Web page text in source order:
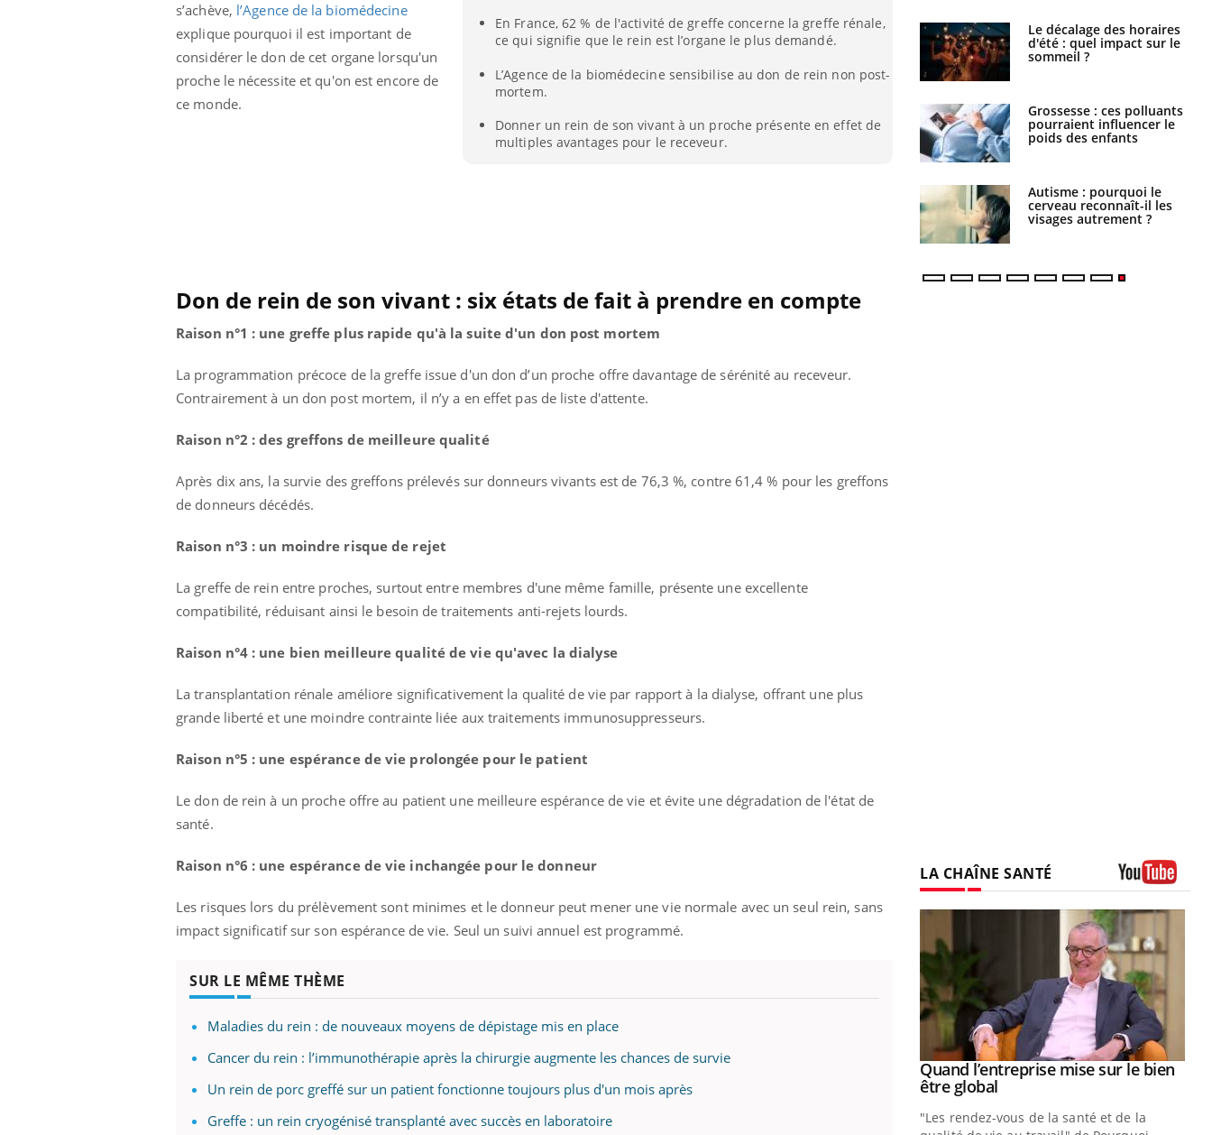
En France, 62 % de l'activité de greffe concerne la greffe rénale,
ce qui signifie que le rein est l’organe le plus demandé.
L’Agence de la biomédecine sensibilise au don de rein non post-
mortem.
Donner un rein de son vivant à un proche présente en effet de
multiples avantages pour le receveur.
s’achève, l’Agence de la biomédecine
explique pourquoi il est important de
considérer le don de cet organe lorsqu'un
proche le nécessite et qu'on est encore de
ce monde.
Don de rein de son vivant : six états de fait à prendre en compte
Raison n°1 : une greffe plus rapide qu'à la suite d'un don post mortem
La programmation précoce de la greffe issue d'un don d’un proche offre davantage de sérénité au receveur.
Contrairement à un don post mortem, il n’y a en effet pas de liste d'attente.
Raison n°2 : des greffons de meilleure qualité
Après dix ans, la survie des greffons prélevés sur donneurs vivants est de 76,3 %, contre 61,4 % pour les greffons
de donneurs décédés.
Raison n°3 : un moindre risque de rejet
La greffe de rein entre proches, surtout entre membres d'une même famille, présente une excellente
compatibilité, réduisant ainsi le besoin de traitements anti-rejets lourds.
Raison n°4 : une bien meilleure qualité de vie qu'avec la dialyse
La transplantation rénale améliore significativement la qualité de vie par rapport à la dialyse, offrant une plus
grande liberté et une moindre contrainte liée aux traitements immunosuppresseurs.
Raison n°5 : une espérance de vie prolongée pour le patient
Le don de rein à un proche offre au patient une meilleure espérance de vie et évite une dégradation de l'état de
santé.
Raison n°6 : une espérance de vie inchangée pour le donneur
Les risques lors du prélèvement sont minimes et le donneur peut mener une vie normale avec un seul rein, sans
impact significatif sur son espérance de vie. Seul un suivi annuel est programmé.
SUR LE MÊME THÈME
Maladies du rein : de nouveaux moyens de dépistage mis en place
Cancer du rein : l’immunothérapie après la chirurgie augmente les chances de survie
Un rein de porc greffé sur un patient fonctionne toujours plus d'un mois après
Greffe : un rein cryogénisé transplanté avec succès en laboratoire
Mordue par un
barracuda, une petite fille
secourue grâce à un
Légionellose en Suisse :
Comment gérer le
sommeil des enfants en
les kinés pourront
bientôt faire
Cerveau : le mystère de la
"madeleine de Proust"
nouvelles
recommandations de la
Le décalage des horaires
d'été : quel impact sur le
sommeil ?
Grossesse : ces polluants
pourraient influencer le
poids des enfants
Autisme : pourquoi le
cerveau reconnaît-il les
visages autrement ?
LA CHAÎNE SANTÉ
Diabète & Ramadan 2026Youtube
Le Ramadan approche, et, pour de
nombreuses personnes atteintes de
Youtube
Un « jumeau numérique » pour
faciliter l’accès à la médecine
préventive
COUP DE FOOD sur le diabète Youtube
Coup de food sur le diabète, c'est votre
Youtube
Quand l’entreprise mise sur le bien
être globalYoutube
"Les rendez-vous de la santé et de la